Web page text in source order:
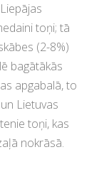
toņi; tā
(2-8%)
bagātākās
apgabalā, to
Lietuvas
toņi, kas
nokrāsā.